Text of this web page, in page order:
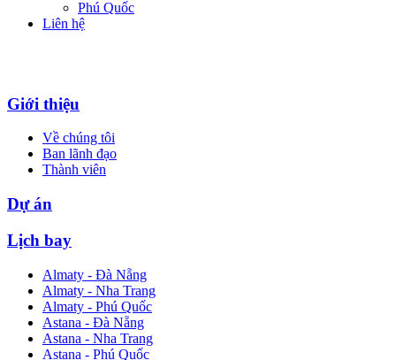
Phú Quốc
Liên hệ
Giới thiệu
Về chúng tôi
Ban lãnh đạo
Thành viên
Dự án
Lịch bay
Almaty - Đà Nẵng
Almaty - Nha Trang
Almaty - Phú Quốc
Astana - Đà Nẵng
Astana - Nha Trang
Astana - Phú Quốc